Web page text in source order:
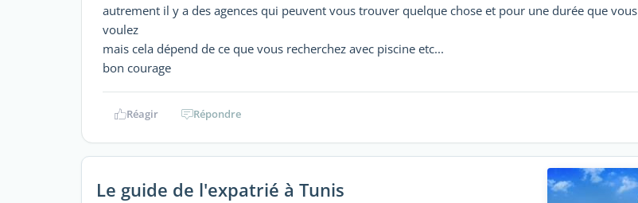
autrement il y a des agences qui peuvent vous trouver quelque chose et pour une durée que vous
voulez
mais cela dépend de ce que vous recherchez avec piscine etc...
bon courage
Réagir Répondre
Le guide de l'expatrié à Tunis